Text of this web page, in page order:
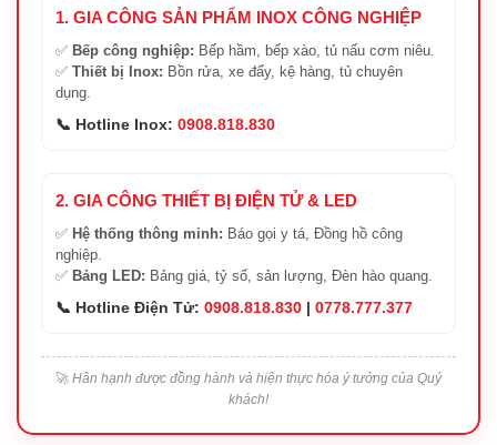
1. GIA CÔNG SẢN PHẨM INOX CÔNG NGHIỆP
✅ Bếp công nghiệp: Bếp hầm, bếp xào, tủ nấu cơm niêu.
✅ Thiết bị Inox: Bồn rửa, xe đẩy, kệ hàng, tủ chuyên
dụng.
📞 Hotline Inox: 0908.818.830
2. GIA CÔNG THIẾT BỊ ĐIỆN TỬ & LED
✅ Hệ thống thông minh: Báo gọi y tá, Đồng hồ công
nghiệp.
✅ Bảng LED: Bảng giá, tỷ số, sản lượng, Đèn hào quang.
📞 Hotline Điện Tử: 0908.818.830 | 0778.777.377
🚀 Hân hạnh được đồng hành và hiện thực hóa ý tưởng của Quý
khách!